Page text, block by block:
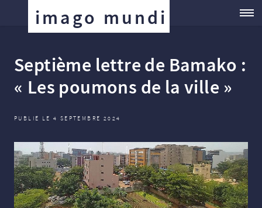
imago mundi
Septième lettre de Bamako :
« Les poumons de la ville »
PUBLIÉ LE 4 SEPTEMBRE 2024